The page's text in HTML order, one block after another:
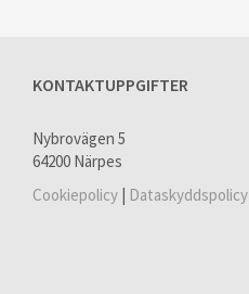
KONTAKTUPPGIFTER
Nybrovägen 5
64200 Närpes
Cookiepolicy | Dataskyddspolicy